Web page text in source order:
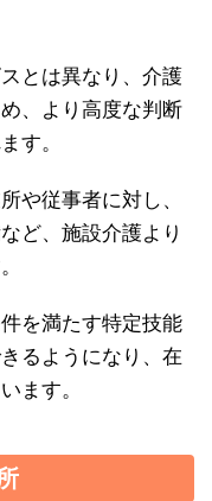
とは異なり、介護
、より高度な判断
す。
や従事者に対し、
ど、施設介護より
を満たす特定技能
るようになり、在
ます。